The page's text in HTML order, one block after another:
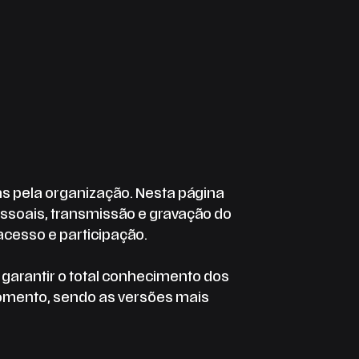
pela organização. Nesta página
transmissão e gravação do
e participação.
o total conhecimento dos
sendo as versões mais